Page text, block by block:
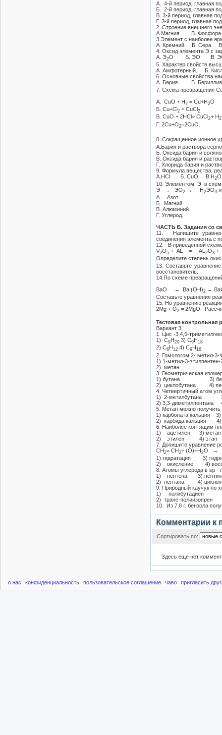
А. 4-й период, главная
Б. 2-й период, главная
В. 3-й период, главная
Г. 3-й период, главная
2. Строение внешнего
А.Магния. В.
3.Элемент с наиболее
А. Кремний. Б. Сера.
4. Оксид элемента Э с
А. Э2О Б. ЭО В.
5. Характер свойств
А. Амфотерный. Б.
6. Основные свойства
А. Бария. Б.
7. Схема превращения
A. CuO + H2 = Cu+H2О
Б. Cu+Cl2 = CuCl2
B. CuO + 2HCl= CuCl2+ Н2
Г. 2Сu+O2=2СuО.
8. Сокращенное ионное
A.Бария и раствора
Б. Оксида бария и
B. Оксида бария и
Г. Хлорида бария и
9. Формула вещества,
A.HCl Б. CuO. В.Н2
10. Элементом Э в
Э → ЭО2 → Н2ЭО3
A. Азот.
Б. Магний.
B. Алюминий.
Г. Углерод.
ЧАСТЬ Б. Задания со
11. Напишите
соединения элемента с
12. В приведенной
V2О5+ AL = AL2О3+
Определите степень
13. Составьте
восстановитель.
14.По схеме
ВаО → Ва (ОН)2 →
Составьте уравнения
15. Но уравнению
2Mg + O2 = 2MgO.
Тестовая контрольная
Вариант 3
1. Цис -3,4,5-
1) C9Н20 3) С9Н18
2) C6 Н 12 4) С9 Н 16
2. Гомологом 2- метил-3-
1) 1-метил-3-
2) метан 4)
3. Геометрическая
1) бутана 3)
2) циклобутана 4)
4. Четвертичный атом
1) 2-метилбутана
2) 3,3-диметилпентана
5. Метан можно получить
1) карбоната кальция
2) карбида кальция 4)
6. Наиболее коптящим
1) ацетилен 3) метан
2) этилен 4) этан
7. Допишите уравнение
СН2= СН2+ (О)+H2О →
1) гидратация 3)
2) окисление 4)
8. Атомы углерода в sp -
1) пентена 3)
2) пентана 4)
9. Природный каучук по
1) полибутадиен 3)
2) транс-полиизопрен
10. Из 7,8 г. бензола
Комментарии к
Сортировать по:
Здесь еще нет
о нас конфиденциальность пользовательское соглашение чаво пригласить